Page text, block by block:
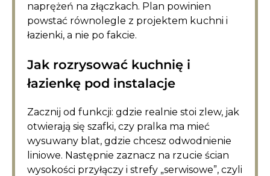
naprężeń na złączkach. Plan powinien
powstać równolegle z projektem kuchni i
łazienki, a nie po fakcie.
Jak rozrysować kuchnię i
łazienkę pod instalacje
Zacznij od funkcji: gdzie realnie stoi zlew, jak
otwierają się szafki, czy pralka ma mieć
wysuwany blat, gdzie chcesz odwodnienie
liniowe. Następnie zaznacz na rzucie ścian
wysokości przyłączy i strefy „serwisowe”, czyli